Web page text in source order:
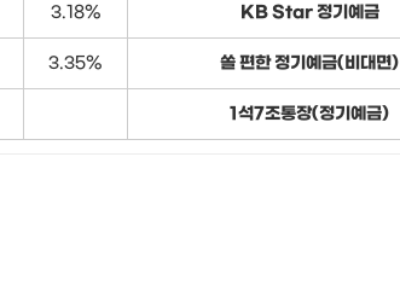
3.18% KB Star 정기예금
3.35% 쏠 편한 정기예금(비대면)
1석7조통장(정기예금)